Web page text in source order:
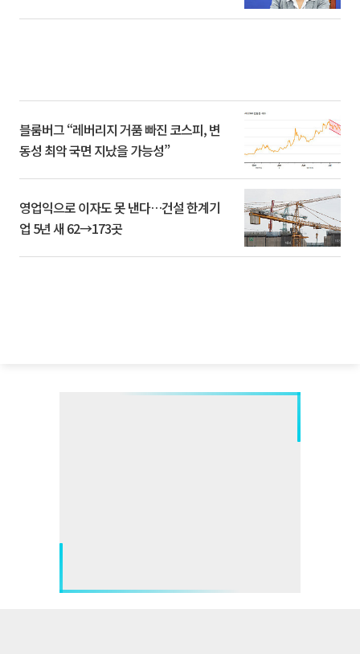
블룸버그 “레버리지 거품 빠진 코스피, 변
동성 최악 국면 지났을 가능성”
영업익으로 이자도 못 낸다…건설 한계기
업 5년 새 62→173곳